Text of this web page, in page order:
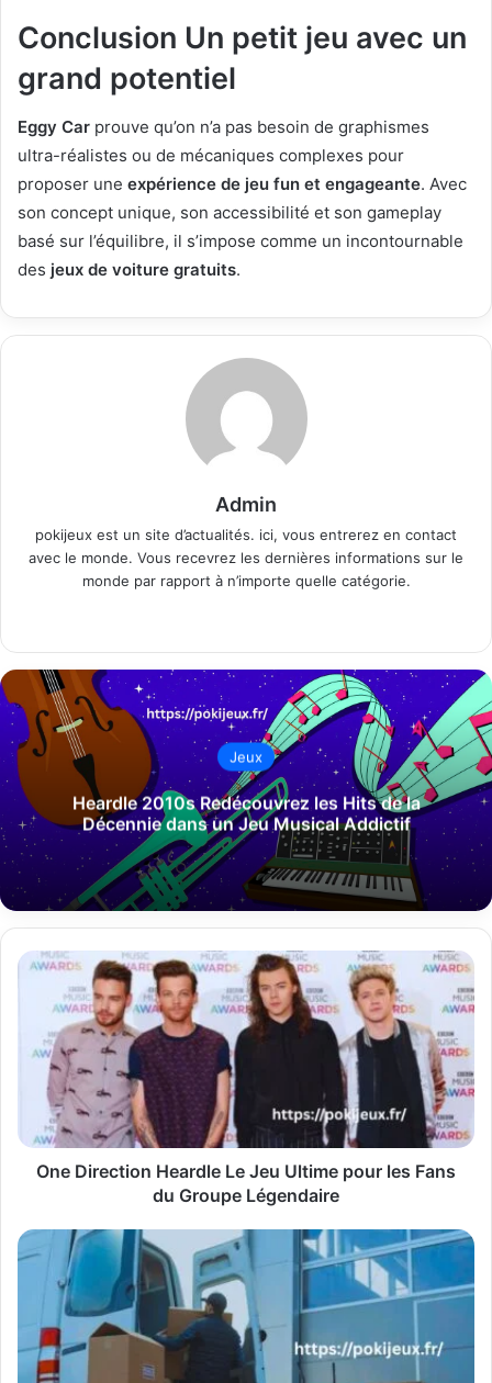
Conclusion Un petit jeu avec un
grand potentiel
Eggy Car prouve qu’on n’a pas besoin de graphismes
ultra-réalistes ou de mécaniques complexes pour
proposer une expérience de jeu fun et engageante. Avec
son concept unique, son accessibilité et son gameplay
basé sur l’équilibre, il s’impose comme un incontournable
des jeux de voiture gratuits.
Admin
pokijeux est un site d’actualités. ici, vous entrerez en contact
avec le monde. Vous recevrez les dernières informations sur le
monde par rapport à n’importe quelle catégorie.
Jeux
Heardle 2010s Redécouvrez les Hits de la
Décennie dans un Jeu Musical Addictif
One
Direction
Heardle
Jeu
Ultime
pour
Fans
One Direction Heardle Le Jeu Ultime pour les Fans
du Groupe Légendaire
Princess
Royal
Parcel
Votre
Centre
Logistique